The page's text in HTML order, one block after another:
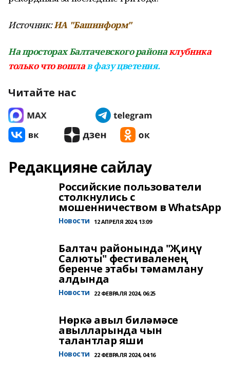
Источник:ИА "Башинформ"
На просторах Балтачевского районаклубника
только что вошлав фазу цветения.
Читайте нас
Редакцияне сайлау
Российские пользователи
столкнулись с
мошенничеством в WhatsApp
Новости 12 АПРЕЛЯ 2024, 13:09
Балтач районында "Җиңү
Салюты" фестиваленең
беренче этабы тәмамлану
алдында
Новости 22 ФЕВРАЛЯ 2024, 06:25
Нөркә авыл биләмәсе
авылларында чын
талантлар яши
Новости 22 ФЕВРАЛЯ 2024, 04:16